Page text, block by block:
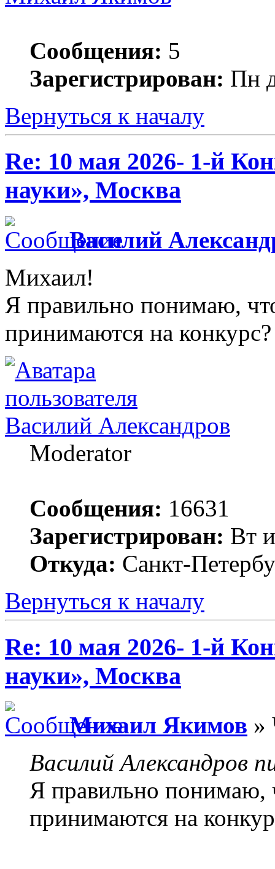
Сообщения: 5
Зарегистрирован: Пн
Вернуться к началу
Re: 10 мая 2026- 1-й
науки», Москва
Василий
Михаил!
Я правильно понимаю,
принимаются на конкурс?
Василий Александров
Moderator
Сообщения: 16631
Зарегистрирован: Вт
Откуда: Санкт-
Вернуться к началу
Re: 10 мая 2026- 1-й
науки», Москва
Михаил Якимов »
Василий Александров
Я правильно понимаю,
принимаются на